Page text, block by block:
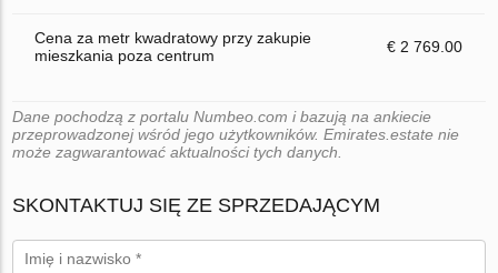
Cena za metr kwadratowy przy zakupie
mieszkania poza centrum
€ 2 769.00
Dane pochodzą z portalu Numbeo.com i bazują na ankiecie
przeprowadzonej wśród jego użytkowników. Emirates.estate nie
może zagwarantować aktualności tych danych.
SKONTAKTUJ SIĘ ZE SPRZEDAJĄCYM